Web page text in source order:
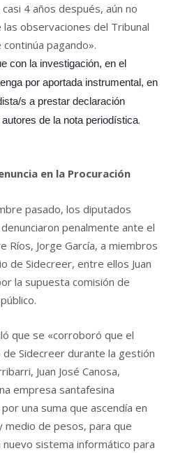
4 años después, aún no
observaciones del Tribunal
pagando».
con la investigación, en el
por aportada instrumental, en
s a prestar declaración
de la nota periodística.
en la Procuración
pasado, los diputados
penalmente ante el
Ríos, Jorge García, a miembros
de Sidecreer, entre ellos Juan
la supuesta comisión de
que se «corroboró que el
Sidecreer durante la gestión
Juan José Canosa,
empresa santafesina
una suma que ascendía en
medio de pesos, para que
sistema informático para